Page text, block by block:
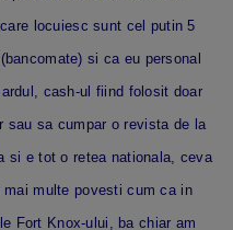
locuiesc sunt cel putin 5
si ca eu personal
cash-ul fiind folosit doar
sau sa cumpar o revista de la
si e tot o retea nationala, ceva
multe povesti cum ca in
Fort Knox-ului, ba chiar am